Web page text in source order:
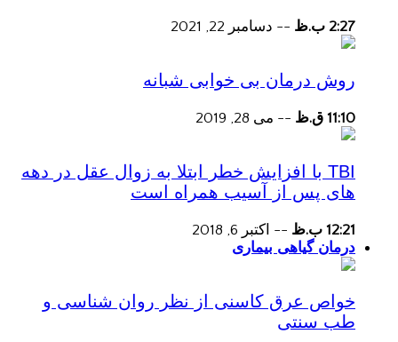
2:27 ب.ظ -- دسامبر 22, 2021
روش درمان بی خوابی شبانه
11:10 ق.ظ -- می 28, 2019
TBI با افزایش خطر ابتلا به زوال عقل در دهه
های پس از آسیب همراه است
12:21 ب.ظ -- اکتبر 6, 2018
درمان گیاهی بیماری
خواص عرق کاسنی از نظر روان شناسی و
طب سنتی